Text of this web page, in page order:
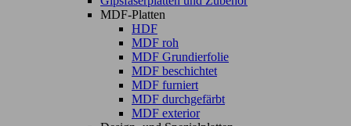
MDF-Platten
HDF
MDF roh
MDF Grundierfolie
MDF beschichtet
MDF furniert
MDF durchgefärbt
MDF exterior